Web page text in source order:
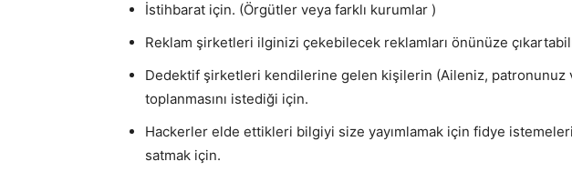
İstihbarat için. (Örgütler veya farklı kurumlar )
Reklam şirketleri ilginizi çekebilecek reklamları önünüze
Dedektif şirketleri kendilerine gelen kişilerin (Aileniz, patronunuz
toplanmasını istediği için.
Hackerler elde ettikleri bilgiyi size yayımlamak için fidye
satmak için.